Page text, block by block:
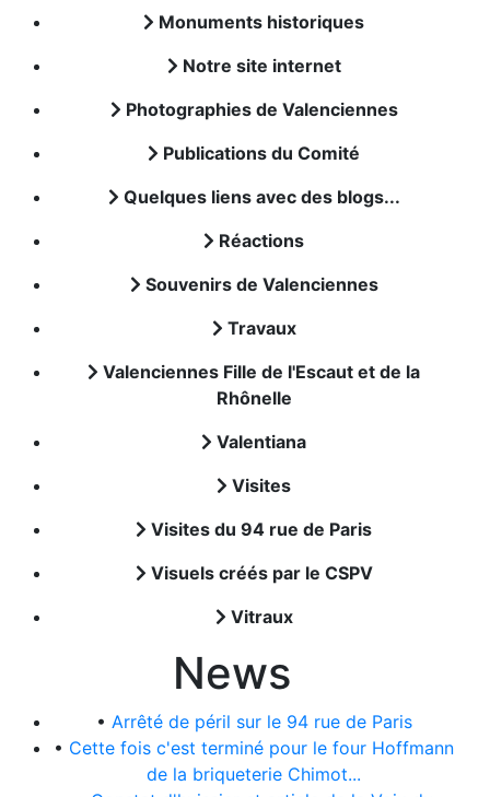
Monuments historiques
Notre site internet
Photographies de Valenciennes
Publications du Comité
Quelques liens avec des blogs...
Réactions
Souvenirs de Valenciennes
Travaux
Valenciennes Fille de l'Escaut et de la
Rhônelle
Valentiana
Visites
Visites du 94 rue de Paris
Visuels créés par le CSPV
Vitraux
News
• Arrêté de péril sur le 94 rue de Paris
• Cette fois c'est terminé pour le four Hoffmann
de la briqueterie Chimot...